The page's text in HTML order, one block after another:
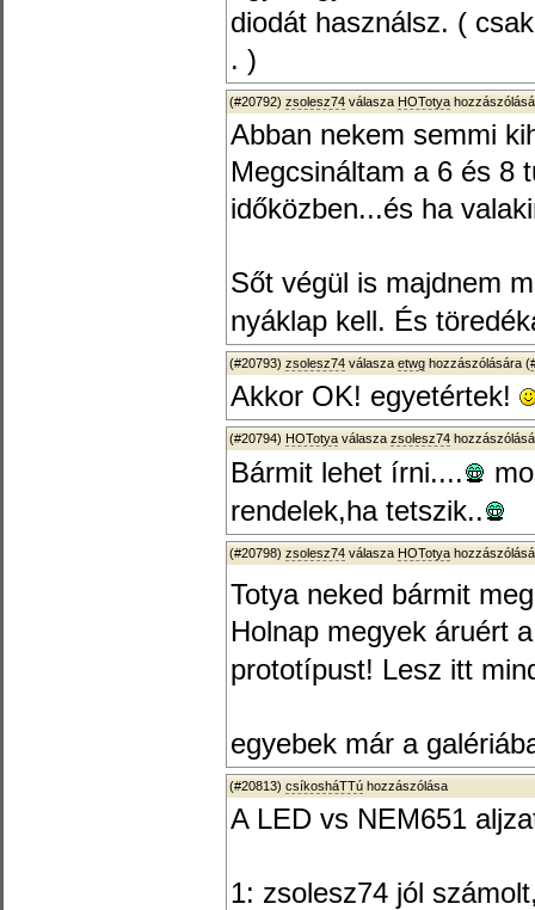
diodát használsz. (
. )
(#20792) zsolesz74 válasza HOTotya
Abban nekem semmi
Megcsináltam a 6 és 8
időközben...és ha
Sőt végül is majdnem
nyáklap kell. És
(#20793) zsolesz74 válasza etwg hozzászólására (
Akkor OK! egyetértek!
(#20794) HOTotya válasza zsolesz74
Bármit lehet írni....
rendelek,ha tetszik..
(#20798) zsolesz74 válasza HOTotya
Totya neked bármit
Holnap megyek áruért
prototípust! Lesz itt
egyebek már a
(#20813) csíkosháTTú hozzászólása
A LED vs NEM651
1: zsolesz74 jól